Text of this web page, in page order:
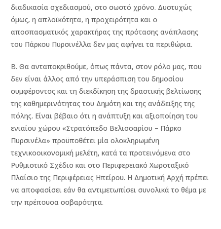
διαδικασία σχεδιασμού, στο σωστό χρόνο. Δυστυχώς
όμως, η απλοϊκότητα, η προχειρότητα και ο
αποσπασματικός χαρακτήρας της πρότασης ανάπλασης
του Πάρκου Πυρσινέλλα δεν μας αφήνει τα περιθώρια.
Β. Θα ανταποκριθούμε, όπως πάντα, στον ρόλο μας, που
δεν είναι άλλος από την υπεράσπιση του δημοσίου
συμφέροντος και τη διεκδίκηση της δραστικής βελτίωσης
της καθημερινότητας του Δημότη και της ανάδειξης της
πόλης. Είναι βέβαιο ότι η ανάπτυξη και αξιοποίηση του
ενιαίου χώρου «Στρατόπεδο Βελισσαρίου – Πάρκο
Πυρσινέλα» προϋποθέτει μία ολοκληρωμένη
τεχνικοοικονομική μελέτη, κατά τα προτεινόμενα στο
Ρυθμιστικό Σχέδιο και στο Περιφερειακό Χωροταξικό
Πλαίσιο της Περιφέρειας Ηπείρου. Η Δημοτική Αρχή πρέπει
να αποφασίσει εάν θα αντιμετωπίσει συνολικά το θέμα με
την πρέπουσα σοβαρότητα.